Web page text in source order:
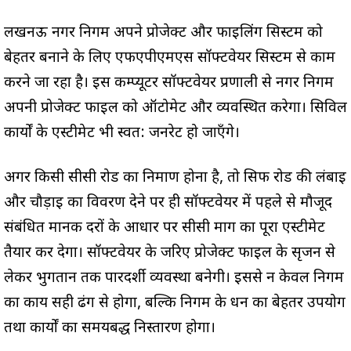
लखनऊ नगर निगम अपने प्रोजेक्ट और फाइलिंग सिस्टम को
बेहतर बनाने के लिए एफएपीएमएस सॉफ्टवेयर सिस्टम से काम
करने जा रहा है। इस कम्प्यूटर सॉफ्टवेयर प्रणाली से नगर निगम
अपनी प्रोजेक्ट फाइल को ऑटोमेट और व्यवस्थित करेगा। सिविल
कार्यों के एस्टीमेट भी स्वत: जनरेट हो जाएँगे।
अगर किसी सीसी रोड का निर्माण होना है, तो सिर्फ रोड की लंबाई
और चौड़ाई का विवरण देने पर ही सॉफ्टवेयर में पहले से मौजूद
संबंधित मानक दरों के आधार पर सीसी मार्ग का पूरा एस्टीमेट
तैयार कर देगा। सॉफ्टवेयर के जरिए प्रोजेक्ट फाइल के सृजन से
लेकर भुगतान तक पारदर्शी व्यवस्था बनेगी। इससे न केवल निगम
का कार्य सही ढंग से होगा, बल्कि निगम के धन का बेहतर उपयोग
तथा कार्यों का समयबद्ध निस्तारण होगा।